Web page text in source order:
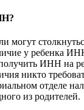
могут
у ребенка
ИНН на
никто
отделе
из родителей.